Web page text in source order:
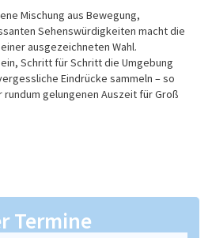
Mischung aus Bewegung,
Sehenswürdigkeiten macht die
ausgezeichneten Wahl.
Schritt für Schritt die Umgebung
Eindrücke sammeln – so
gelungenen Auszeit für Groß
Termine